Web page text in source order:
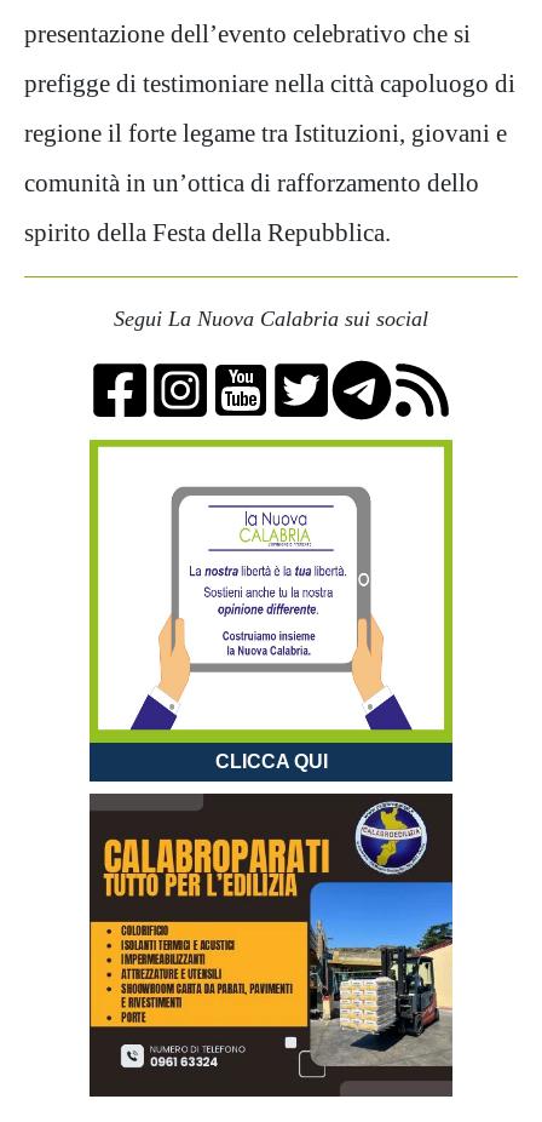
presentazione dell’evento celebrativo che si
prefigge di testimoniare nella città capoluogo di
regione il forte legame tra Istituzioni, giovani e
comunità in un’ottica di rafforzamento dello
spirito della Festa della Repubblica.
Segui La Nuova Calabria sui social
CLICCA QUI